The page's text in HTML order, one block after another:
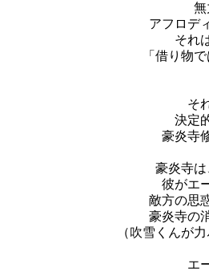
無
アフロデ
それ
「借り物
そ
決定
豪炎寺
豪炎寺
彼がエ
敵方の思
豪炎寺の
（吹雪くんが
エ